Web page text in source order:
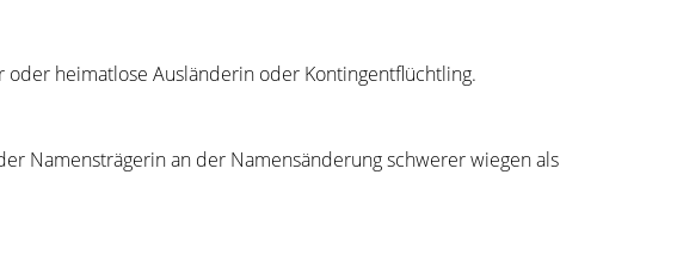
oder heimatlose Ausländerin oder Kontingentflüchtling.
Namensträgerin an der Namensänderung schwerer wiegen als